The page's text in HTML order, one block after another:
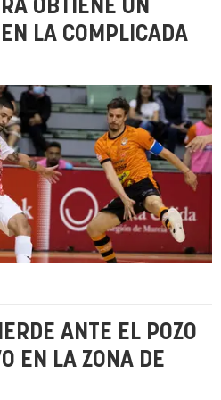
OBTIENE UN
LA COMPLICADA
ANTE EL POZO
EN LA ZONA DE